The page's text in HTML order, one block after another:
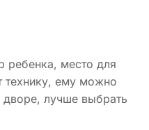
ребенка, место для
технику, ему можно
лучше выбрать